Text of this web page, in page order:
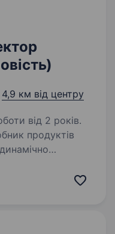
4,9 км від центру
від 2 років.
Зерно»